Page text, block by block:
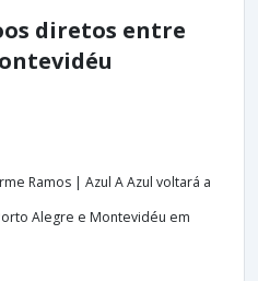
diretos entre
Ramos | Azul A Azul voltará a
Alegre e Montevidéu em